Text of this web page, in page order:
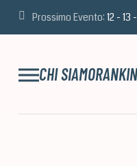
Prossimo Evento: 12 - 13
CHI SIAMO